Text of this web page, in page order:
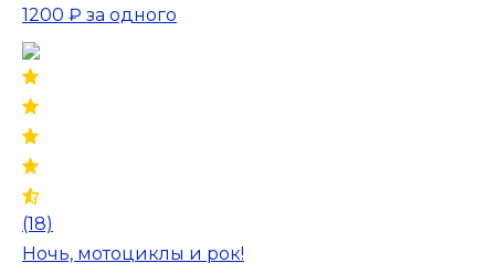
1200 ₽ за одного
(18)
Ночь, мотоциклы и рок!